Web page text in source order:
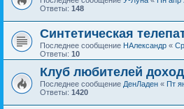
Ответы: 148
Синтетическая
Последнее сообщение НАлександр «
Ответы: 10
Клуб любителей
Последнее сообщение ДенЛаден « Пт
Ответы: 1420